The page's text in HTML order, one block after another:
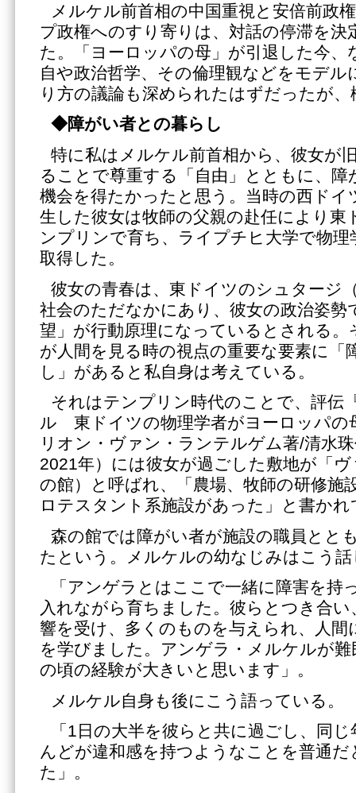
メルケル前首相の中国重視と安倍前政
プ政権へのすり寄りは、対話の停滞を決
た。「ヨーロッパの母」が引退した今、
自や政治哲学、その倫理観などをモデル
り方の議論も深められたはずだったが
◆障がい者との暮らし
特に私はメルケル前首相から、彼女が
ることで尊重する「自由」とともに、障
機会を得たかったと思う。当時の西ド
生した彼女は牧師の父親の赴任により東
ンプリンで育ち、ライプチヒ大学で物理
取得した。
彼女の青春は、東ドイツのシュタージ
社会のただなかにあり、彼女の政治姿勢
望」が行動原理になっているとされる。
が人間を見る時の視点の重要な要素に「
し」があると私自身は考えている。
それはテンプリン時代のことで、評伝
ル 東ドイツの物理学者がヨーロッパの
リオン・ヴァン・ランテルゲム著/清
2021年）には彼女が過ごした敷地が「
の館）と呼ばれ、「農場、牧師の研修施
ロテスタント系施設があった」と書かれ
森の館では障がい者が施設の職員とと
たという。メルケルの幼なじみはこう
「アンゲラとはここで一緒に障害を持
入れながら育ちました。彼らとつき合
響を受け、多くのものを与えられ、人
を学びました。アンゲラ・メルケルが
の頃の経験が大きいと思います」。
メルケル自身も後にこう語っている。
「1日の大半を彼らと共に過ごし、同
んどが違和感を持つようなことを普通
た」。